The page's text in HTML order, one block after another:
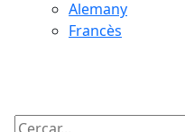
Alemany
Francès